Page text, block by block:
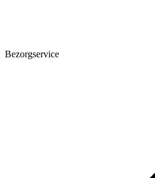
Bezorgservice